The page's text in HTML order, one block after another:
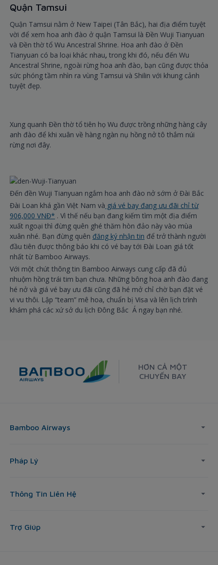
Quận Tamsui
Quận Tamsui nằm ở New Taipei (Tân Bắc), hai địa điểm tuyệt
vời để xem hoa anh đào ở quận Tamsui là Đền Wuji Tianyuan
và Đền thờ tổ Wu Ancestral Shrine. Hoa anh đào ở Đền
Tianyuan có ba loại khác nhau, trong khi đó, nếu đến Wu
Ancestral Shrine, ngoài rừng hoa anh đào, bạn cũng được thỏa
sức phóng tầm nhìn ra vùng Tamsui và Shilin với khung cảnh
tuyệt đẹp.
Xung quanh Đền thờ tổ tiên họ Wu được trồng những hàng cây
anh đào để khi xuân về hàng ngàn nụ hồng nở tô thắm núi
rừng nơi đây.
Đến đền Wuji Tianyuan ngắm hoa anh đào nở sớm ở Đài Bắc
Đài Loan khá gần Việt Nam và giá vé bay đang ưu đãi chỉ từ
906,000 VNĐ* . Vì thế nếu bạn đang kiếm tìm một địa điểm
xuất ngoại thì đừng quên ghé thăm hòn đảo này vào mùa
xuân nhé. Bạn đừng quên đăng ký nhận tin để trở thành người
đầu tiên được thông báo khi có vé bay tới Đài Loan giá tốt
nhất từ Bamboo Airways.
Với một chút thông tin Bamboo Airways cung cấp đã đủ
nhuộm hồng trái tim bạn chưa. Những bông hoa anh đào đang
hé nở và giá vé bay ưu đãi cũng đã hé mở chỉ chờ bạn đặt vé
vi vu thôi. Lập “team” mê hoa, chuẩn bị Visa và lên lịch trình
khám phá các xứ sở du lịch Đông Bắc Á ngay bạn nhé.
HƠN CẢ MỘT
CHUYẾN BAY
Bamboo Airways
Pháp Lý
Thông Tin Liên Hệ
Trợ Giúp